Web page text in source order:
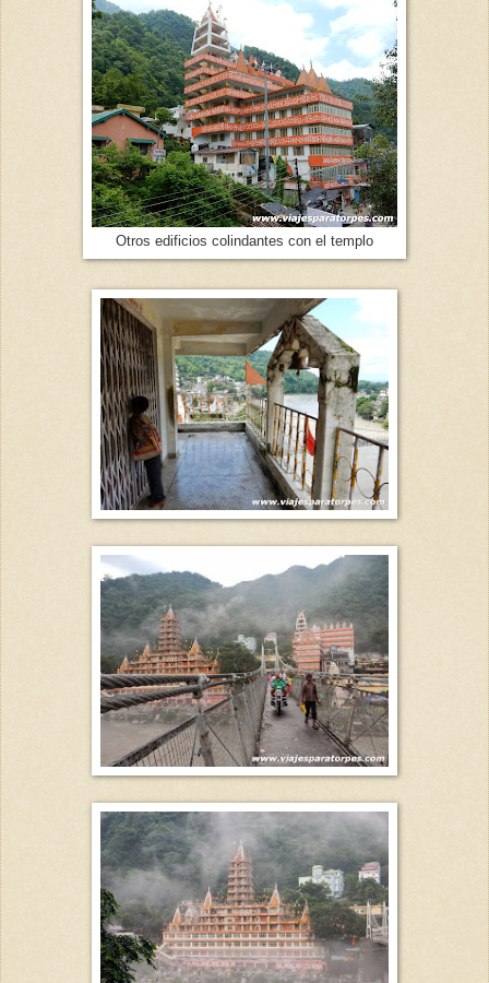
Otros edificios colindantes con el templo